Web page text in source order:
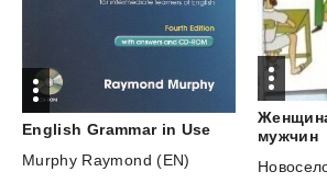
English Grammar in Use
Murphy Raymond (EN)
мужчин